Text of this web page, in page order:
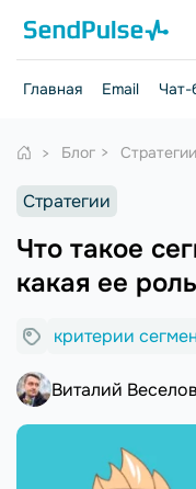
Главная Email Чат-
Блог Стратегии
Стратегии
Что такое
какая ее
критерии
Виталий Веселов